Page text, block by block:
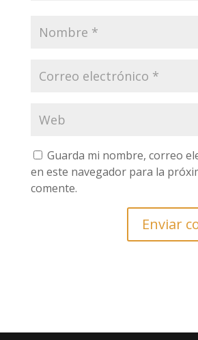
Guarda mi nombre, correo
en este navegador para la
comente.